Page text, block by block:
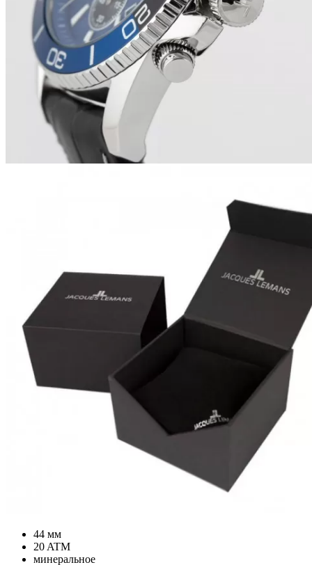
44 мм
20 ATM
минеральное